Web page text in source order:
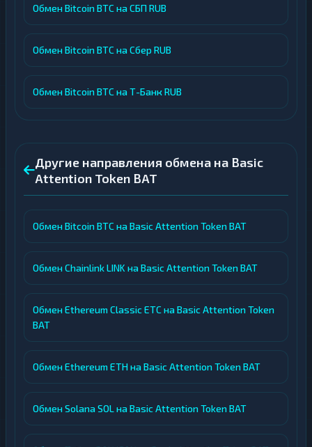
Обмен Bitcoin BTC на СБП RUB
Обмен Bitcoin BTC на Сбер RUB
Обмен Bitcoin BTC на Т-Банк RUB
Другие направления обмена на Basic
Attention Token BAT
Обмен Bitcoin BTC на Basic Attention Token BAT
Обмен Chainlink LINK на Basic Attention Token BAT
Обмен Ethereum Classic ETC на Basic Attention Token
BAT
Обмен Ethereum ETH на Basic Attention Token BAT
Обмен Solana SOL на Basic Attention Token BAT